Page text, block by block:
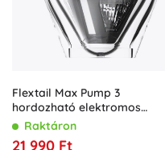
Flextail Max Pump 3
hordozható elektromos
pumpa lámpával, fekete
Raktáron
21 990 Ft